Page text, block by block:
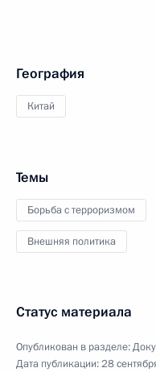
География
Китай
Темы
Борьба с терроризмом
Внешняя политика
Статус материала
Опубликован в разделе:
Дата публикации:28